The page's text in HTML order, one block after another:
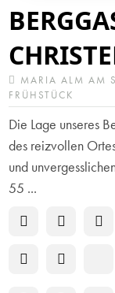
MARIA ALM AM
FRÜHSTÜCK
Die Lage unseres
des reizvollen
und
55 ...